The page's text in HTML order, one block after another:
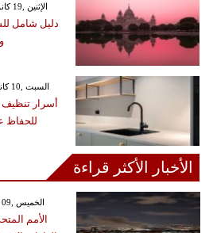
GMT 17:59 2026 الإثنين ,19 كانون الثاني / يناير
دليل شامل
GMT 07:05 2026 السبت ,10 كانون الثاني / يناير
أسرار تنظيف
للحفاظ
الأخبار الأكثر قراءة
GMT 01:33 2026 الخميس ,09 إبريل / نيسان
الأمم